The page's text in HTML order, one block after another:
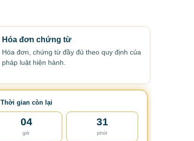
Hóa đơn chứng từ
Hóa đơn, chứng từ đầy đủ theo quy định của
pháp luật hiện hành.
Thời gian còn lại
04
giờ
31
phút